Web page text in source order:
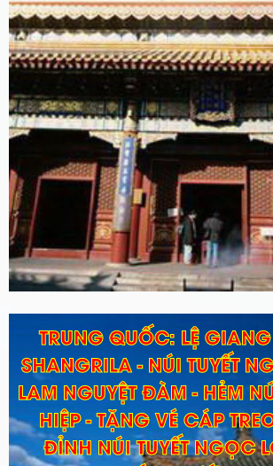
TRUNG QUỐC: LỆ
SHANGRILA - NÚI TUYẾT
LAM NGUYỆT ĐÀM - HẺM
HIỆP - TẶNG VÉ CÁP
ĐỈNH NÚI TUYẾT NGỌC